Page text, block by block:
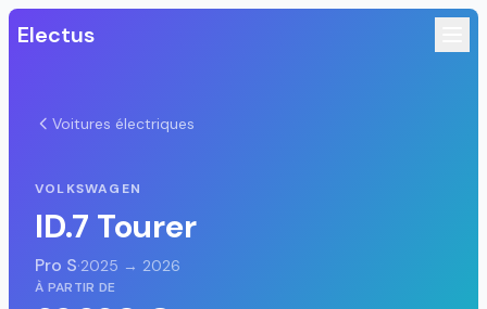
Electus
Voitures électriques
VOLKSWAGEN
ID.7 Tourer
Pro S·2025 → 2026
À PARTIR DE